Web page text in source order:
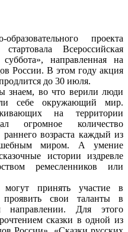
проекта
Всероссийская
направленная на
России. В этом году акция
до 30 июля.
знаем, во что верили люди
себе окружающий мир.
на территории
огромное количество
раннего возраста каждый из
миром. А умение
истории издревле
ремесленников или
принять участие в
проявить свои таланты в
направлении. Для этого
сказки в одной из